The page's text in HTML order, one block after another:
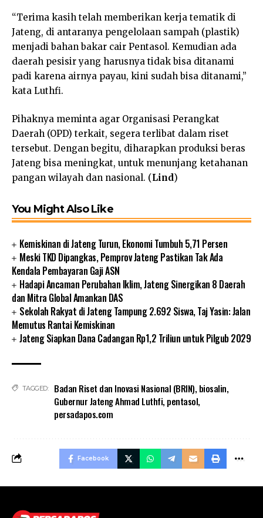
“Terima kasih telah memberikan kerja tematik di
Jateng, di antaranya pengelolaan sampah (plastik)
menjadi bahan bakar cair Pentasol. Kemudian ada
daerah pesisir yang harusnya tidak bisa ditanami
padi karena airnya payau, kini sudah bisa ditanami,”
kata Luthfi.
Pihaknya meminta agar Organisasi Perangkat
Daerah (OPD) terkait, segera terlibat dalam riset
tersebut. Dengan begitu, diharapkan produksi beras
Jateng bisa meningkat, untuk menunjang ketahanan
pangan wilayah dan nasional. (Lind)
You Might Also Like
Kemiskinan di Jateng Turun, Ekonomi Tumbuh 5,71 Persen
Meski TKD Dipangkas, Pemprov Jateng Pastikan Tak Ada
Kendala Pembayaran Gaji ASN
Hadapi Ancaman Perubahan Iklim, Jateng Sinergikan 8 Daerah
dan Mitra Global Amankan DAS
Sekolah Rakyat di Jateng Tampung 2.692 Siswa, Taj Yasin: Jalan
Memutus Rantai Kemiskinan
Jateng Siapkan Dana Cadangan Rp1,2 Triliun untuk Pilgub 2029
TAGGED: Badan Riset dan Inovasi Nasional (BRIN), biosalin,
Gubernur Jateng Ahmad Luthfi, pentasol,
persadapos.com
Facebook